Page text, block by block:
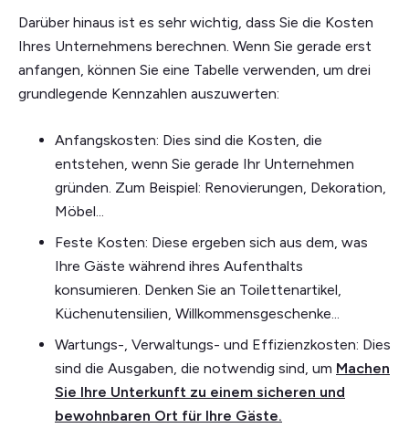
Darüber hinaus ist es sehr wichtig, dass Sie die Kosten
Ihres Unternehmens berechnen. Wenn Sie gerade erst
anfangen, können Sie eine Tabelle verwenden, um drei
grundlegende Kennzahlen auszuwerten:
Anfangskosten: Dies sind die Kosten, die
entstehen, wenn Sie gerade Ihr Unternehmen
gründen. Zum Beispiel: Renovierungen, Dekoration,
Möbel...
Feste Kosten: Diese ergeben sich aus dem, was
Ihre Gäste während ihres Aufenthalts
konsumieren. Denken Sie an Toilettenartikel,
Küchenutensilien, Willkommensgeschenke...
Wartungs-, Verwaltungs- und Effizienzkosten: Dies
sind die Ausgaben, die notwendig sind, um Machen
Sie Ihre Unterkunft zu einem sicheren und
bewohnbaren Ort für Ihre Gäste.